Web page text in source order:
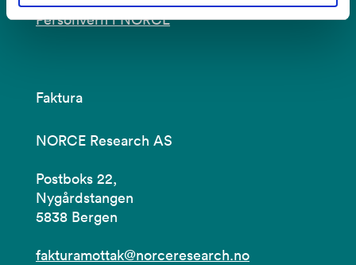
Personvern i NORCE
Faktura
NORCE Research AS
Postboks 22,
Nygårdstangen
5838 Bergen
fakturamottak@norceresearch.no